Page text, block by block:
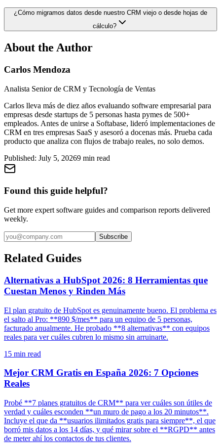
¿Cómo migramos datos desde nuestro CRM viejo o desde hojas de
cálculo?
About the Author
Carlos Mendoza
Analista Senior de CRM y Tecnología de Ventas
Carlos lleva más de diez años evaluando software empresarial para
empresas desde startups de 5 personas hasta pymes de 500+
empleados. Antes de unirse a Softabase, lideró implementaciones de
CRM en tres empresas SaaS y asesoró a docenas más. Prueba cada
producto que analiza con flujos de trabajo reales, no solo demos.
Published: July 5, 20269 min read
Found this guide helpful?
Get more expert software guides and comparison reports delivered
weekly.
Subscribe
Related Guides
Alternativas a HubSpot 2026: 8 Herramientas que
Cuestan Menos y Rinden Más
El plan gratuito de HubSpot es genuinamente bueno. El problema es
el salto al Pro: **890 $/mes** para un equipo de 5 personas,
facturado anualmente. He probado **8 alternativas** con equipos
reales para ver cuáles cubren lo mismo sin arruinarte.
15 min read
Mejor CRM Gratis en España 2026: 7 Opciones
Reales
Probé **7 planes gratuitos de CRM** para ver cuáles son útiles de
verdad y cuáles esconden **un muro de pago a los 20 minutos**.
Incluye el que da **usuarios ilimitados gratis para siempre**, el que
borró mis datos a los 14 días, y qué mirar sobre el **RGPD** antes
de meter ahí los contactos de tus clientes.